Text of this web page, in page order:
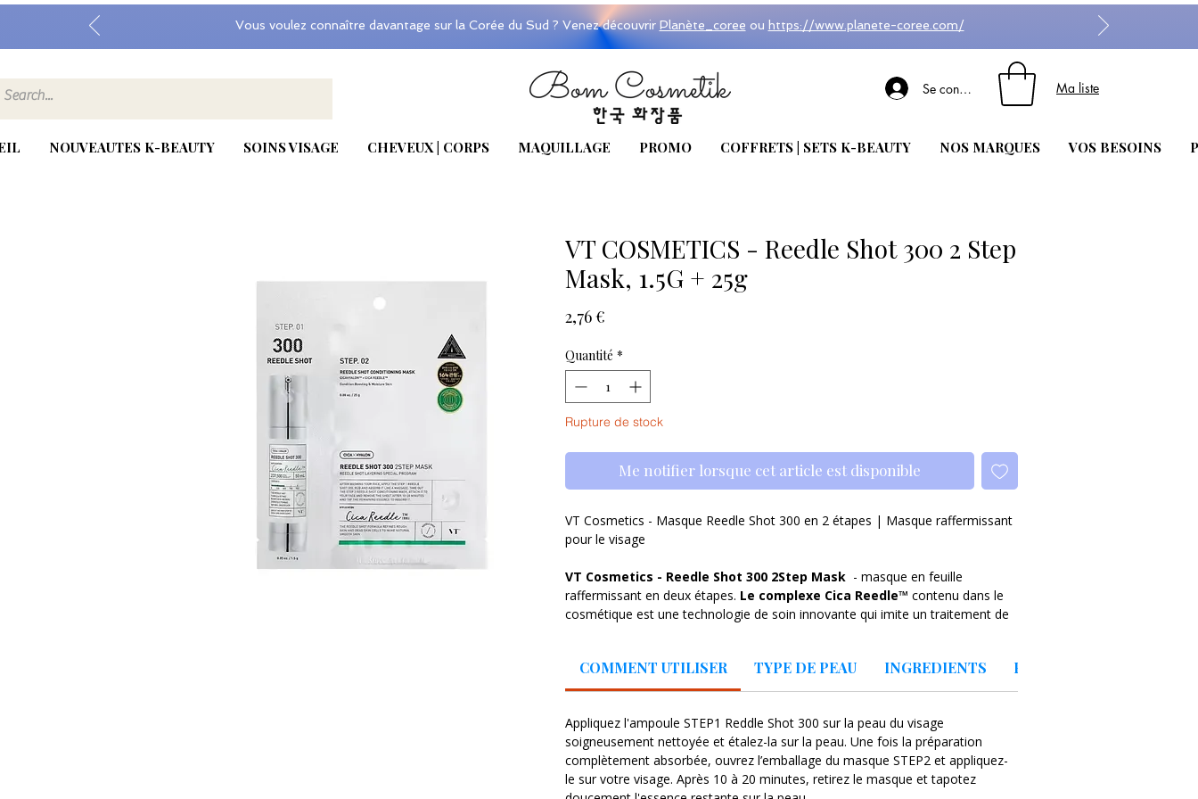
Vous voulez connaître davantage sur la Corée du Sud ? Venez découvrir Planète_coree ou https://www.planete-coree.com/
Se connecter Ma liste
NOUVEAUTES K-BEAUTY SOINS VISAGE CHEVEUX | CORPS MAQUILLAGE PROMO COFFRETS | SETS K-BEAUTY NOS MARQUES VOS BESOINS
VT COSMETICS - Reedle Shot 300 2 Step
Mask, 1.5G + 25g
2,76 €
Quantité *
Rupture de stock
Me notifier lorsque cet article est disponible
VT Cosmetics - Masque Reedle Shot 300 en 2 étapes | Masque raffermissant
pour le visage
VT Cosmetics - Reedle Shot 300 2Step Mask - masque en feuille
raffermissant en deux étapes. Le complexe Cica Reedle™ contenu dans le
cosmétique est une technologie de soin innovante qui imite un traitement de
effets nocifs des radicaux libres, réduira la visibilité des pores dilatés et
préviendra la formation de décolorations dues au soleil et à
contractions des fibres musculaires, réduisant ainsi efficacement le nombre
de rides du visage et de pattes d'oie.Pendant ce temps, le composant
naturel du ciment intercellulaire de l'épiderme, à savoirla céramide
NP,protégera la peau contre les facteurs externes et l'hydratera,
COMMENT UTILISER TYPE DE PEAU INGREDIENTS PRECAUTIONS
Appliquez l'ampoule STEP1 Reddle Shot 300 sur la peau du visage
soigneusement nettoyée et étalez-la sur la peau. Une fois la préparation
complètement absorbée, ouvrez l’emballage du masque STEP2 et appliquez-
le sur votre visage. Après 10 à 20 minutes, retirez le masque et tapotez